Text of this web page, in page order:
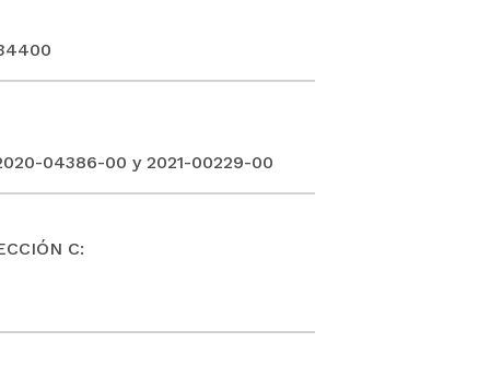
04386-00 y 2021-00229-00
C: